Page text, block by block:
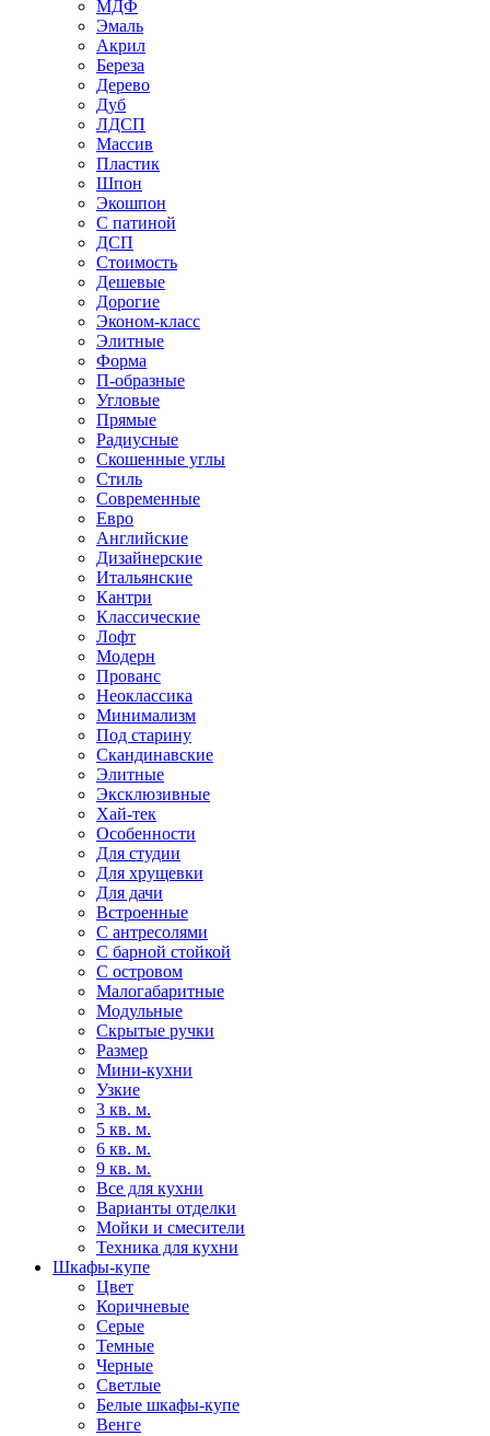
МДФ
Эмаль
Акрил
Береза
Дерево
Дуб
ЛДСП
Массив
Пластик
Шпон
Экошпон
С патиной
ДСП
Стоимость
Дешевые
Дорогие
Эконом-класс
Элитные
Форма
П-образные
Угловые
Прямые
Радиусные
Скошенные углы
Стиль
Современные
Евро
Английские
Дизайнерские
Итальянские
Кантри
Классические
Лофт
Модерн
Прованс
Неоклассика
Минимализм
Под старину
Скандинавские
Элитные
Эксклюзивные
Хай-тек
Особенности
Для студии
Для хрущевки
Для дачи
Встроенные
С антресолями
С барной стойкой
С островом
Малогабаритные
Модульные
Скрытые ручки
Размер
Мини-кухни
Узкие
3 кв. м.
5 кв. м.
6 кв. м.
9 кв. м.
Все для кухни
Варианты отделки
Мойки и смесители
Техника для кухни
Шкафы-купе
Цвет
Коричневые
Серые
Темные
Черные
Светлые
Белые шкафы-купе
Венге